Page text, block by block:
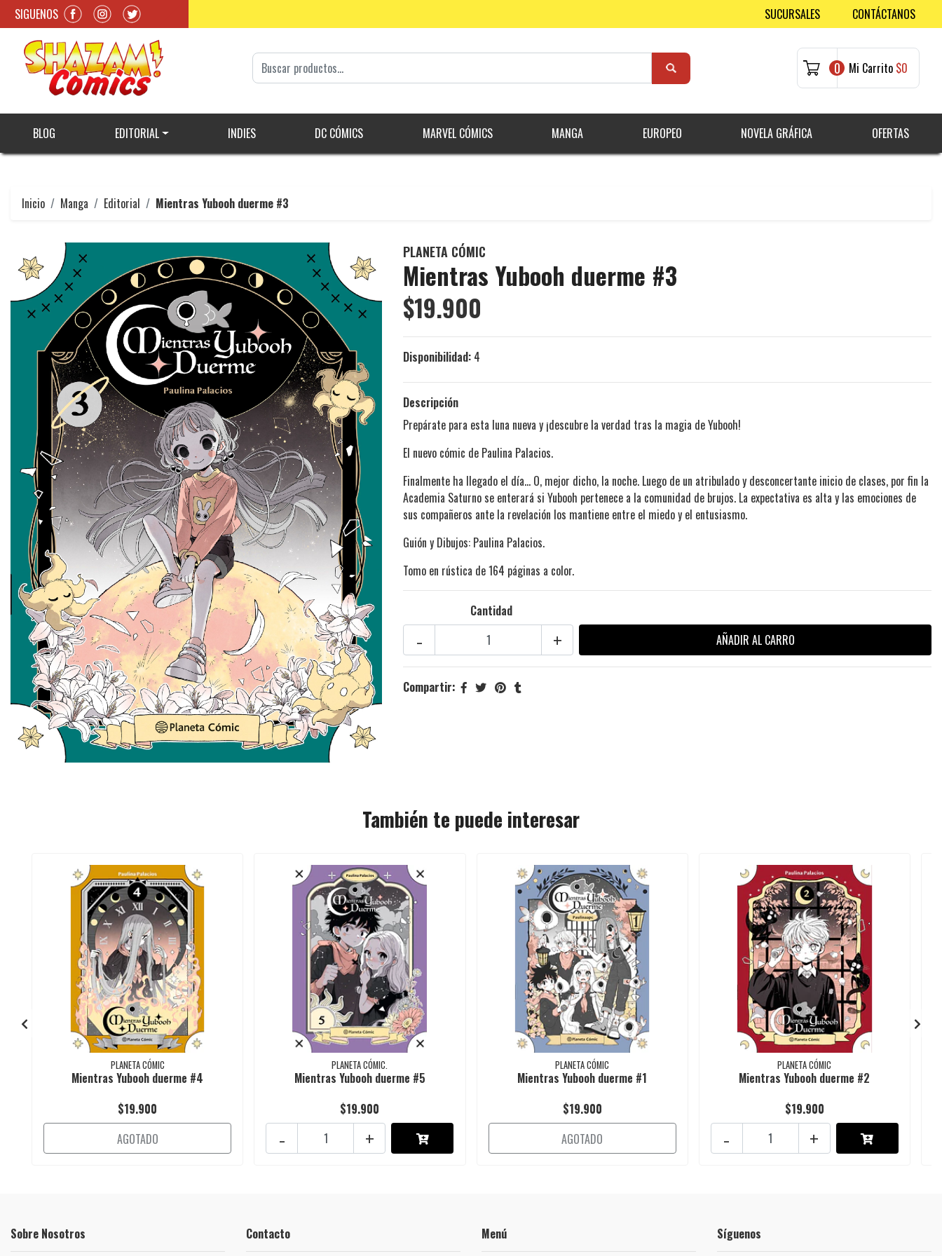
SIGUENOS SUCURSALES CONTÁCTANOS
0 Mi Carrito $0
BLOG EDITORIAL INDIES DC CÓMICS MARVEL CÓMICS MANGA EUROPEO NOVELA GRÁFICA OFERTAS
Inicio Manga Editorial Mientras Yubooh duerme #3
PLANETA CÓMIC
Mientras Yubooh duerme #3
$19.900
Disponibilidad: 4
Descripción
Prepárate para esta luna nueva y ¡descubre la verdad tras la magia de Yubooh!
El nuevo cómic de Paulina Palacios.
Finalmente ha llegado el día... O, mejor dicho, la noche. Luego de un atribulado y desconcertante inicio de clases, por fin la
Academia Saturno se enterará si Yubooh pertenece a la comunidad de brujos. La expectativa es alta y las emociones de
sus compañeros ante la revelación los mantiene entre el miedo y el entusiasmo.
Guión y Dibujos: Paulina Palacios.
Tomo en rústica de 164 páginas a color.
Cantidad
+
-
Compartir:
También te puede interesar
PLANETA CÓMIC
Mientras Yubooh duerme #4
$19.900
AGOTADO
PLANETA CÓMIC.
Mientras Yubooh duerme #5
$19.900
+
-
PLANETA CÓMIC
Mientras Yubooh duerme #1
$19.900
AGOTADO
PLANETA CÓMIC
Mientras Yubooh duerme #2
$19.900
+
-
Sobre Nosotros Contacto Menú Síguenos